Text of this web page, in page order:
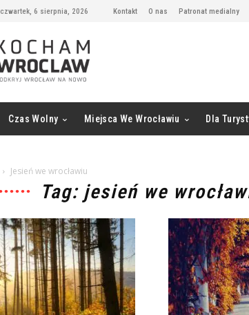
czwartek, 6 sierpnia, 2026 Kontakt O nas Patronat medialny
Czas Wolny Miejsca We Wrocławiu Dla
Jesień we wrocławiu
Tag: jesień we